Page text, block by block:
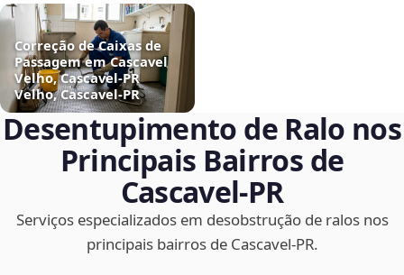
Correção de Caixas de
Passagem em Cascavel
Velho, Cascavel‑PR
Velho, Cascavel‑PR
Desentupimento de Ralo nos
Principais Bairros de
Cascavel‑PR
Serviços especializados em desobstrução de ralos nos
principais bairros de Cascavel‑PR.